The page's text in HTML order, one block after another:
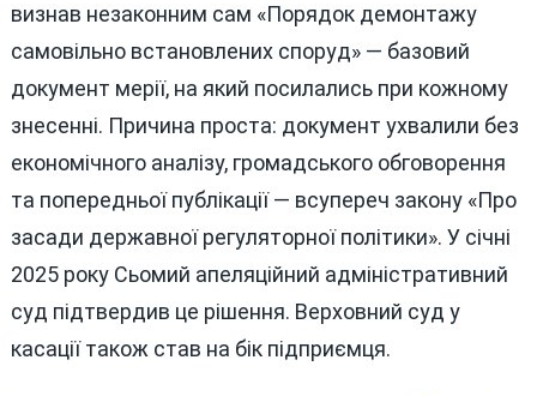
визнав незаконним сам «Порядок демонтажу
самовільно встановлених споруд» — базовий
документ мерії, на який посилались при кожному
знесенні. Причина проста: документ ухвалили без
економічного аналізу, громадського обговорення
та попередньої публікації — всупереч закону «Про
засади державної регуляторної політики». У січні
2025 року Сьомий апеляційний адміністративний
суд підтвердив це рішення. Верховний суд у
касації також став на бік підприємця.